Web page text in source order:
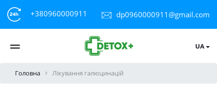
+380960000911 dp0960000911@gmail.com
UA
Головна Лікування галюцинацій